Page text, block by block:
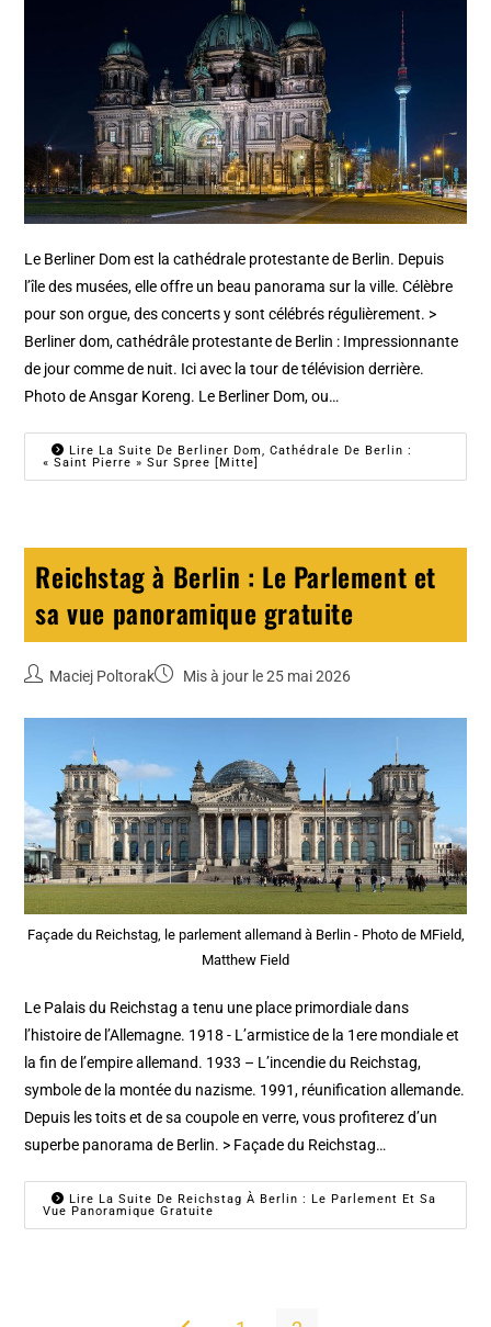
Le Berliner Dom est la cathédrale protestante de Berlin. Depuis
l’île des musées, elle offre un beau panorama sur la ville. Célèbre
pour son orgue, des concerts y sont célébrés régulièrement. >
Berliner dom, cathédrâle protestante de Berlin : Impressionnante
de jour comme de nuit. Ici avec la tour de télévision derrière.
Photo de Ansgar Koreng. Le Berliner Dom, ou…
Lire La Suite De Berliner Dom, Cathédrale De Berlin :
« Saint Pierre » Sur Spree [Mitte]
Reichstag à Berlin : Le Parlement et
sa vue panoramique gratuite
Maciej Poltorak Mis à jour le 25 mai 2026
Façade du Reichstag, le parlement allemand à Berlin - Photo de MField,
Matthew Field
Le Palais du Reichstag a tenu une place primordiale dans
l’histoire de l’Allemagne. 1918 - L’armistice de la 1ere mondiale et
la fin de l’empire allemand. 1933 – L’incendie du Reichstag,
symbole de la montée du nazisme. 1991, réunification allemande.
Depuis les toits et de sa coupole en verre, vous profiterez d’un
superbe panorama de Berlin. > Façade du Reichstag…
Lire La Suite De Reichstag À Berlin : Le Parlement Et Sa
Vue Panoramique Gratuite